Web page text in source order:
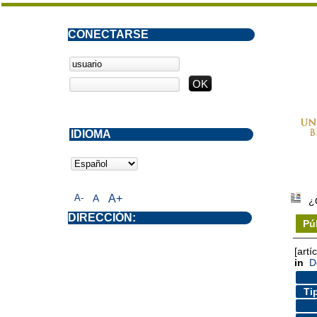
in
A- A A+
CONECTARSE
DIRECCIÓN:
IDIOMA